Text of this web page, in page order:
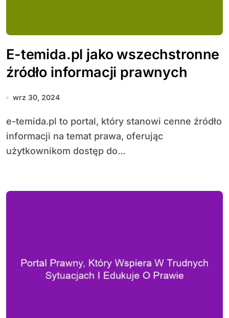
E-temida.pl jako wszechstronne
źródło informacji prawnych
wrz 30, 2024
e-temida.pl to portal, który stanowi cenne źródło
informacji na temat prawa, oferując
użytkownikom dostęp do...